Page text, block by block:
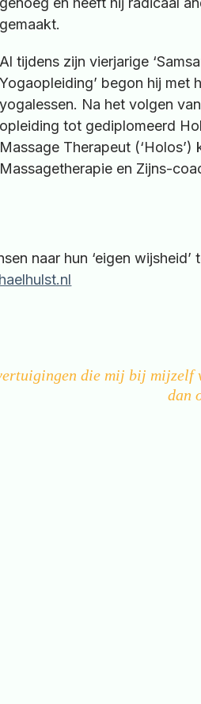
gemaakt.
Al tijdens zijn vierjarige
Yogaopleiding’ begon hij met
yogalessen. Na het volgen
opleiding tot gediplomeerd
Massage Therapeut (‘Holos’)
Massagetherapie en Zijns-
naar hun ‘eigen
die mij bij
dan